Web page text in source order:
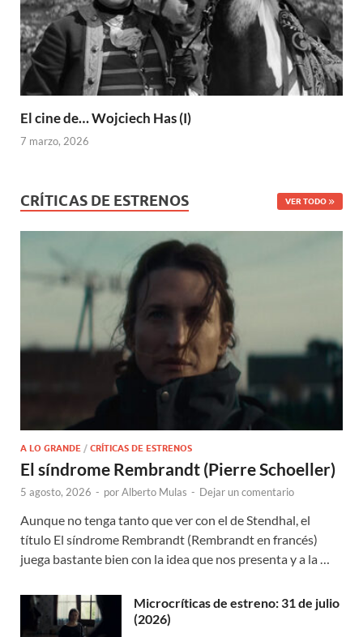
El cine de… Wojciech Has (I)
7 marzo, 2026
CRÍTICAS DE ESTRENOS VER TODO
A LO GRANDE / CRÍTICAS DE ESTRENOS
El síndrome Rembrandt (Pierre Schoeller)
5 agosto, 2026 - porAlberto Mulas - Dejar un comentario
Aunque no tenga tanto que ver con el de Stendhal, el
título El síndrome Rembrandt (Rembrandt en francés)
juega bastante bien con la idea que nos presenta y a la …
Microcríticas de estreno: 31 de julio
(2026)